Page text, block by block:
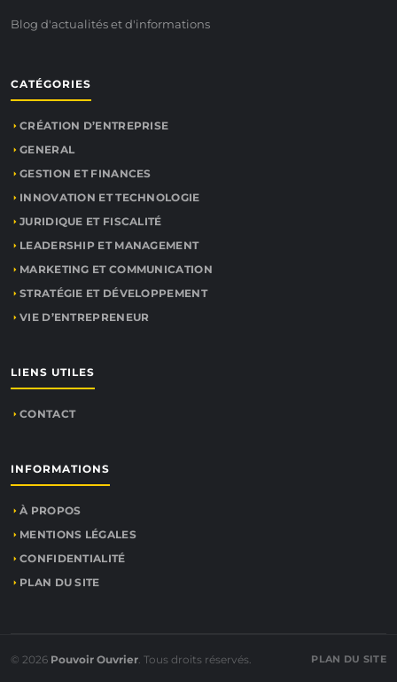
Blog d'actualités et d'informations
CATÉGORIES
CRÉATION D’ENTREPRISE
GENERAL
GESTION ET FINANCES
INNOVATION ET TECHNOLOGIE
JURIDIQUE ET FISCALITÉ
LEADERSHIP ET MANAGEMENT
MARKETING ET COMMUNICATION
STRATÉGIE ET DÉVELOPPEMENT
VIE D’ENTREPRENEUR
LIENS UTILES
CONTACT
INFORMATIONS
À PROPOS
MENTIONS LÉGALES
CONFIDENTIALITÉ
PLAN DU SITE
© 2026 Pouvoir Ouvrier. Tous droits réservés. PLAN DU SITE